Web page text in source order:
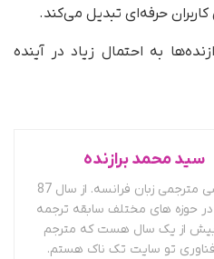
حرفه‌ای تبدیل می‌کند.
به احتمال زیاد در آینده
سید محمد برازنده
کارشناسی مترجمی زبان فرانسه. از سال 87
در حوزه های مختلف سابقه ترجمه
بیش از یک سال هست که مترجم
تو سایت تک ناک هستم.